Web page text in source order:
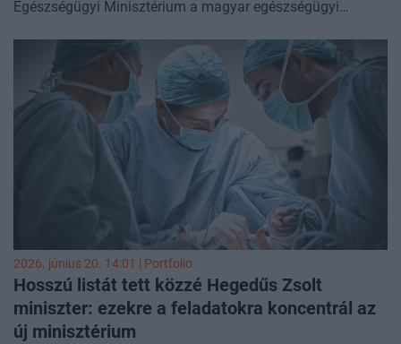
Egészségügyi Minisztérium a magyar egészségügyi
adatok súlyos strukturális és területi egyenlőtlenségeket,
valamint jelentős rejtett humánerőforrás-hiányt mutatnak -
derült ki Buga László az Egészségügyi Minisztérium
kórházi fekvő- és járóbeteg szakellátásért felelős
államtitkárának IME konferenciáján. Azt is hangoztatta,
hogy a legfontosabb prioritás a szakdolgozói béremelés.
2026. június 20. 14:01 | Portfolio
Hosszú listát tett közzé Hegedűs Zsolt
miniszter: ezekre a feladatokra koncentrál az
új minisztérium